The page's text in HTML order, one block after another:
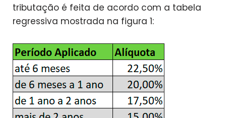
tributação é feita de acordo com a tabela
regressiva mostrada na figura 1: